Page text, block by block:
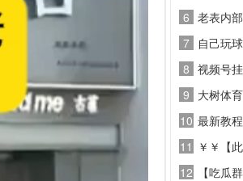
6 老表内
7 自己玩
8 视频号
9 大树体
10 最新教程
11 ￥￥【
12
【吃瓜